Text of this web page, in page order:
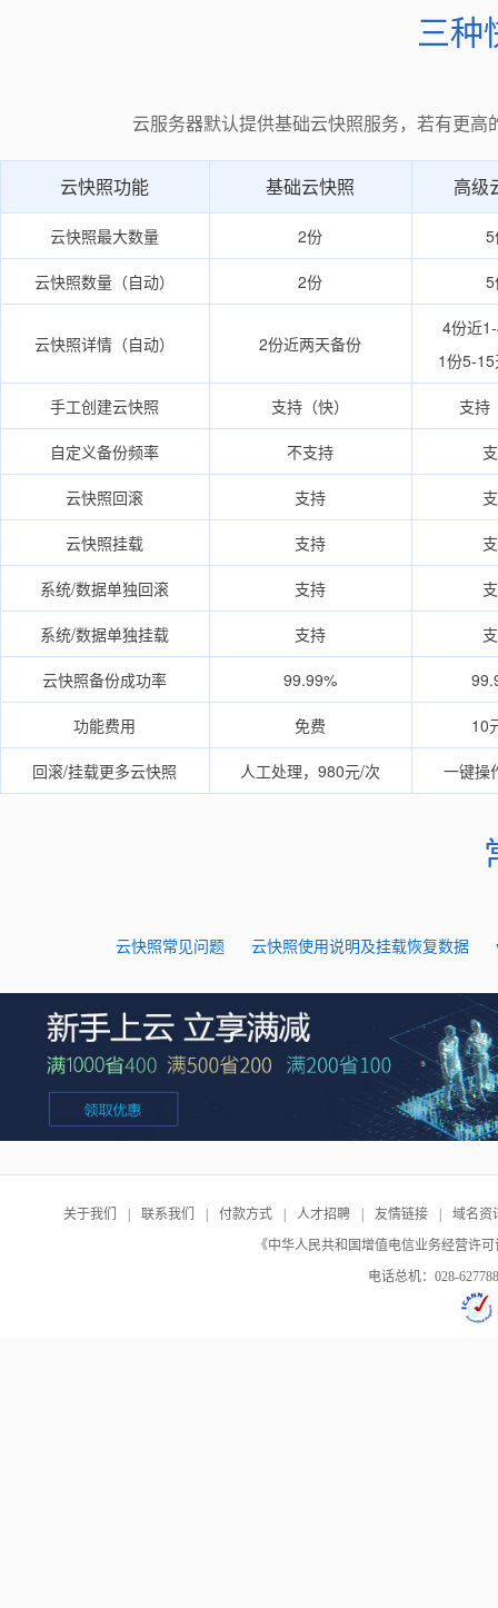
三种
云服务器默认提供基础云快照服务，若有更
云快照功能 基础云快照 高级
云快照最大数量 2份
云快照数量（自动） 2份
云快照详情（自动） 2份近两天备份
4份近
1份5-
手工创建云快照 支持（快） 支持
自定义备份频率 不支持
云快照回滚 支持
云快照挂载 支持
系统/数据单独回滚 支持
系统/数据单独挂载 支持
云快照备份成功率 99.99%
功能费用 免费 10
回滚/挂载更多云快照 人工处理，980元/次 一键操
云快照常见问题 云快照使用说明及挂载恢复数据
关于我们 | 联系我们 | 付款方式 | 人才招聘 | 友情链接 |
域名资
《中华人民共和国增值电信业务经营许
电话总机：028-